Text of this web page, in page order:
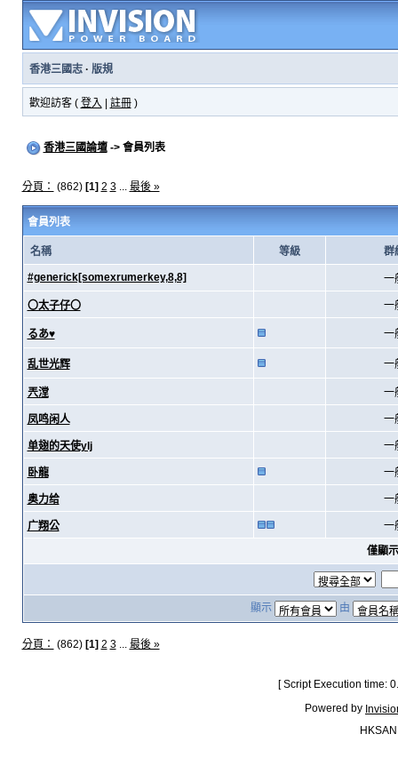
香港三國志· 版規
歡迎訪客 ( 登入 註冊)
香港三國論壇-> 會員列表
分頁： (862) [1] 2 3... 最後 »
會員列表
名稱 等級 群
#generick[somexrumerkey,8,8] 一
〇太子仔〇 一
るあ♥ 一
乱世光辉 一
兲漟 一
凤鸣闲人 一
单翅的天使ylj 一
卧龍 一
奥力给 一
广翔公
一
僅顯
顯示 由
分頁： (862) [1] 2 3... 最後 »
[ Script Execution time:
Powered by